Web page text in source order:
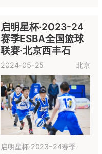
启明星杯·2023-24
赛季ESBA全国篮球
联赛·北京西丰石
2024-05-25 北京
启明星杯·2023-24赛季